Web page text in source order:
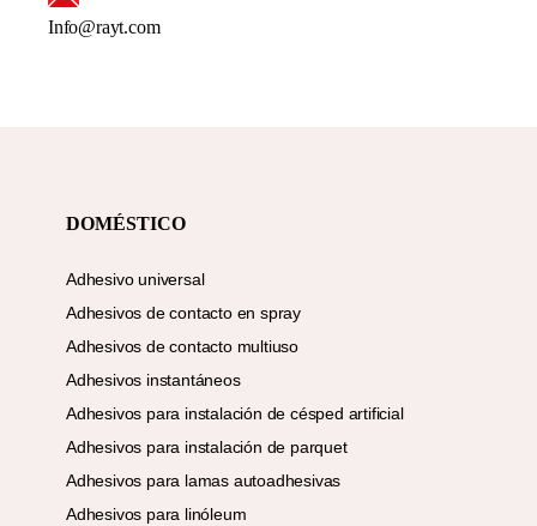
Info@rayt.com
DOMÉSTICO
Adhesivo universal
Adhesivos de contacto en spray
Adhesivos de contacto multiuso
Adhesivos instantáneos
Adhesivos para instalación de césped artificial
Adhesivos para instalación de parquet
Adhesivos para lamas autoadhesivas
Adhesivos para linóleum